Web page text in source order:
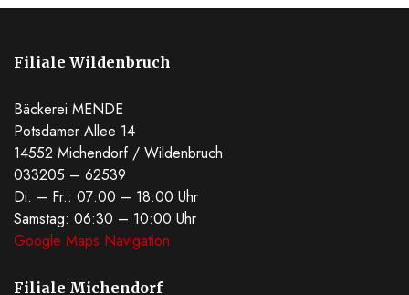
Filiale Wildenbruch
Bäckerei MENDE
Potsdamer Allee 14
14552 Michendorf / Wildenbruch
033205 – 62539
Di. – Fr.: 07:00 – 18:00 Uhr
Samstag: 06:30 – 10:00 Uhr
Google Maps Navigation
Filiale Michendorf